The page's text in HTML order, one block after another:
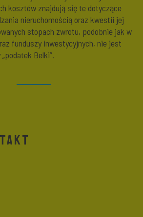
kosztów znajdują się te dotyczące
nieruchomością oraz kwestii jej
stopach zwrotu, podobnie jak w
funduszy inwestycyjnych, nie jest
Belki”.